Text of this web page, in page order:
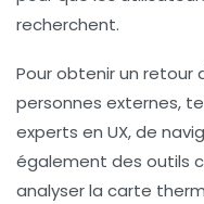
recherchent.
Pour obtenir un retour
personnes externes,
experts en UX, de
également des outils
analyser la carte